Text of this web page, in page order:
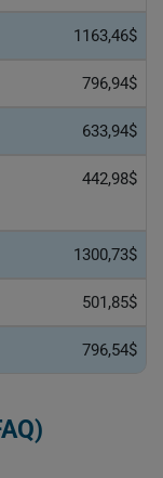
1163,46$
796,94$
633,94$
442,98$
1300,73$
501,85$
796,54$